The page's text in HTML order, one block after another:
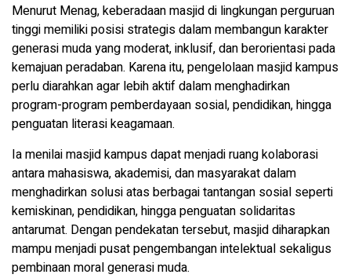
Menurut Menag, keberadaan masjid di lingkungan perguruan
tinggi memiliki posisi strategis dalam membangun karakter
generasi muda yang moderat, inklusif, dan berorientasi pada
kemajuan peradaban. Karena itu, pengelolaan masjid kampus
perlu diarahkan agar lebih aktif dalam menghadirkan
program-program pemberdayaan sosial, pendidikan, hingga
penguatan literasi keagamaan.
Ia menilai masjid kampus dapat menjadi ruang kolaborasi
antara mahasiswa, akademisi, dan masyarakat dalam
menghadirkan solusi atas berbagai tantangan sosial seperti
kemiskinan, pendidikan, hingga penguatan solidaritas
antarumat. Dengan pendekatan tersebut, masjid diharapkan
mampu menjadi pusat pengembangan intelektual sekaligus
pembinaan moral generasi muda.